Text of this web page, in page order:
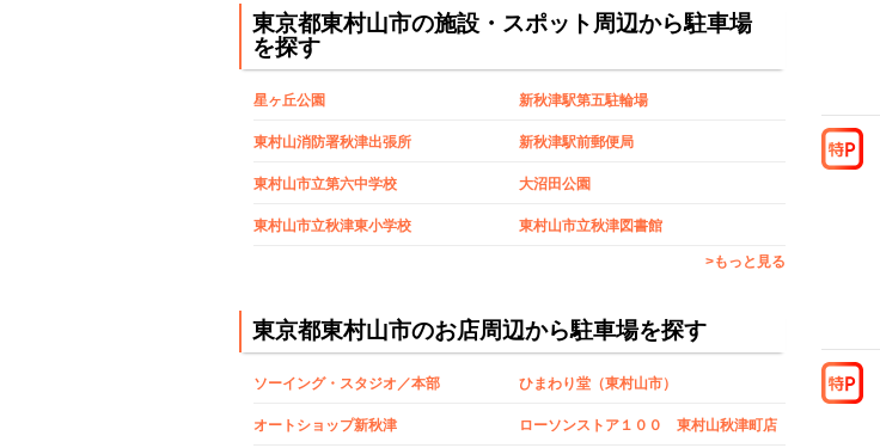
東京都東村山市の施設・スポット周辺から駐車場
を探す
星ヶ丘公園 新秋津駅第五駐輪場
東村山消防署秋津出張所 新秋津駅前郵便局
東村山市立第六中学校 大沼田公園
東村山市立秋津東小学校 東村山市立秋津図書館
>もっと見る
東京都東村山市のお店周辺から駐車場を探す
ソーイング・スタジオ／本部 ひまわり堂（東村山市）
オートショップ新秋津 ローソンストア１００ 東村山秋津町店